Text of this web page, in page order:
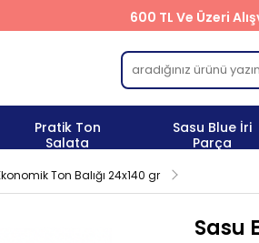
600 TL Ve Üzeri
Pratik Ton
Salata
Sasu Blue İri
Parça
Ton Balığı 24x140 gr
Sasu